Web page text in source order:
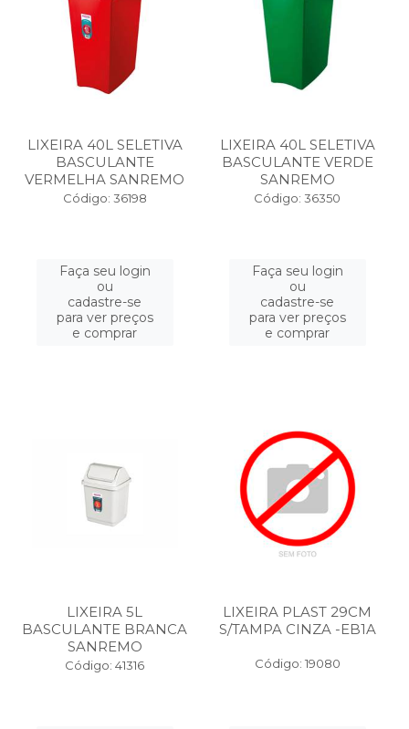
LIXEIRA 40L SELETIVA
BASCULANTE
VERMELHA SANREMO
Código: 36198
Faça seu login
ou
cadastre-se
para ver preços
e comprar
LIXEIRA 40L SELETIVA
BASCULANTE VERDE
SANREMO
Código: 36350
Faça seu login
ou
cadastre-se
para ver preços
e comprar
LIXEIRA 5L
BASCULANTE BRANCA
SANREMO
Código: 41316
LIXEIRA PLAST 29CM
S/TAMPA CINZA -EB1A
Código: 19080